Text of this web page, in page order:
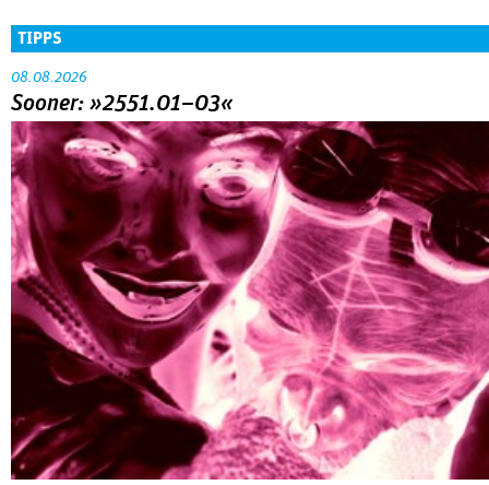
TIPPS
08.08.2026
Sooner: »2551.01–03«